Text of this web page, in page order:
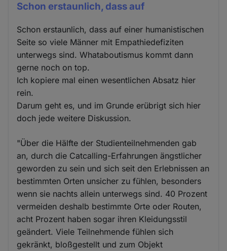
Schon erstaunlich, dass auf
Schon erstaunlich, dass auf einer humanistischen
Seite so viele Männer mit Empathiedefiziten
unterwegs sind. Whataboutismus kommt dann
gerne noch on top.
Ich kopiere mal einen wesentlichen Absatz hier
rein.
Darum geht es, und im Grunde erübrigt sich hier
doch jede weitere Diskussion.
"Über die Hälfte der Studienteilnehmenden gab
an, durch die Catcalling-Erfahrungen ängstlicher
geworden zu sein und sich seit den Erlebnissen an
bestimmten Orten unsicher zu fühlen, besonders
wenn sie nachts allein unterwegs sind. 40 Prozent
vermeiden deshalb bestimmte Orte oder Routen,
acht Prozent haben sogar ihren Kleidungsstil
geändert. Viele Teilnehmende fühlen sich
gekränkt, bloßgestellt und zum Objekt